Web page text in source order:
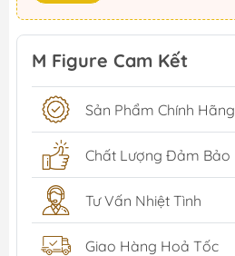
M Figure Cam Kết
Sản Phẩm Chính Hãng
Chất Lượng Đảm Bảo
Tư Vấn Nhiệt Tình
Giao Hàng Hoả Tốc